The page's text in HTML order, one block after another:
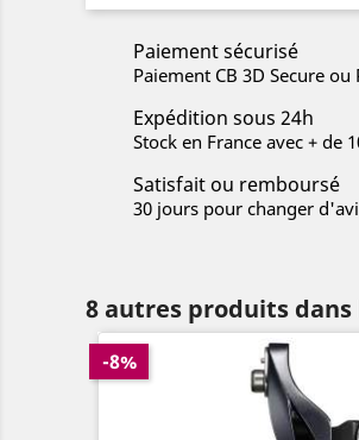
Paiement sécurisé
Paiement CB 3D Secure ou
Expédition sous 24h
Stock en France avec + de
Satisfait ou remboursé
30 jours pour changer
8 autres produits
-8%